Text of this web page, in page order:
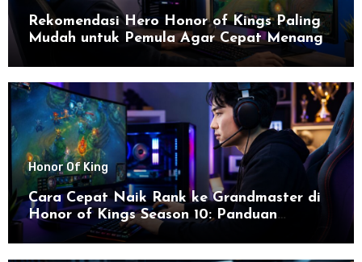
Rekomendasi Hero Honor of Kings Paling
Mudah untuk Pemula Agar Cepat Menang
Honor Of King
Cara Cepat Naik Rank ke Grandmaster di
Honor of Kings Season 10: Panduan
Lengkap dan Strategi Terbaru untuk Sukses
di 2026